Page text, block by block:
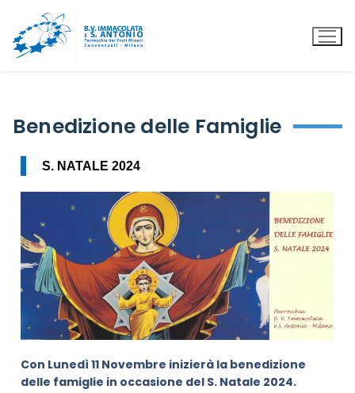
Benedizione delle Famiglie
S. NATALE 2024
Con Lunedì 11 Novembre inizierà la benedizione
delle famiglie in occasione del S. Natale 2024.